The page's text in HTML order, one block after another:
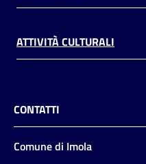
ATTIVITÀ CULTURALI
CONTATTI
Comune di Imola